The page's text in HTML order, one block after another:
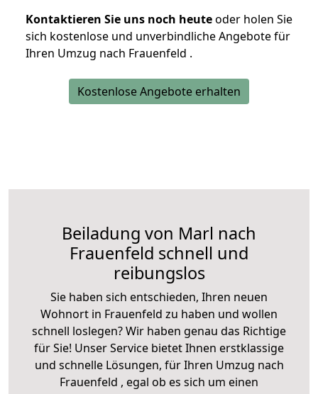
Kontaktieren Sie uns noch heuteoder holen Sie
sich kostenlose und unverbindliche Angebote für
Ihren Umzug nach Frauenfeld .
Kostenlose Angebote erhalten
Beiladung von Marl nach
Frauenfeld schnell und
reibungslos
Sie haben sich entschieden, Ihren neuen
Wohnort in Frauenfeld zu haben und wollen
schnell loslegen? Wir haben genau das Richtige
für Sie! Unser Service bietet Ihnen erstklassige
und schnelle Lösungen, für Ihren Umzug nach
Frauenfeld , egal ob es sich um einen